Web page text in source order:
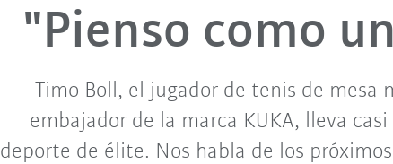
"Pienso como
Timo Boll, el jugador de tenis de mesa
embajador de la marca KUKA, lleva
deporte de élite. Nos habla de los